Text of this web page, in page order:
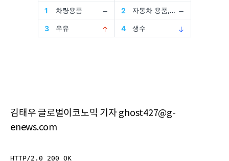
김태우 글로벌이코노믹 기자 ghost427@g-
enews.com